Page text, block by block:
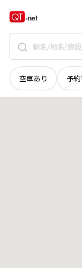
空車あり 予
島根県